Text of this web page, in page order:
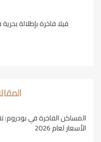
فيلا فاخرة بإطلالة
المساكن الفاخرة في بودروم:
الأسعار لعام 2026